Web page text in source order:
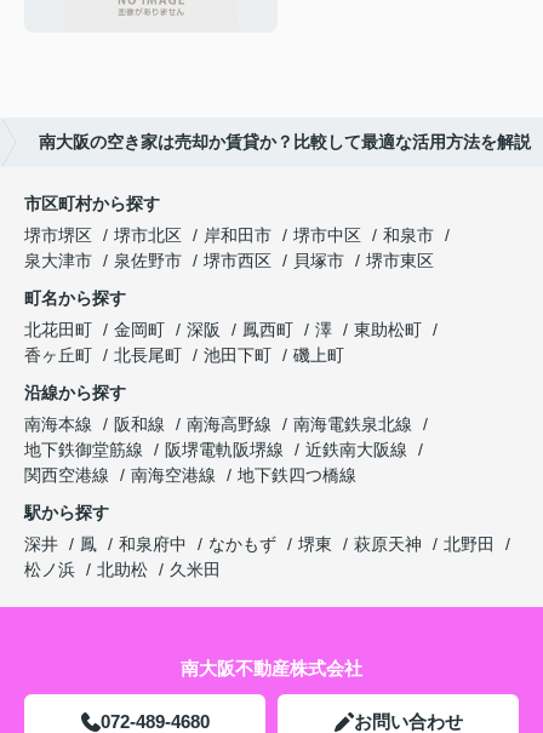
南大阪の空き家は売却か賃貸か？比較して最適な活用方法を解説
市区町村から探す
堺市堺区
堺市北区 岸和田市 堺市中区
和泉市
泉大津市
泉佐野市 堺市西区 貝塚市
堺市東区
町名から探す
北花田町
金岡町 深阪 鳳西町 澤
東助松町
香ヶ丘町
北長尾町 池田下町
磯上町
沿線から探す
南海本線
阪和線 南海高野線
南海電鉄泉北線
地下鉄御堂筋線
阪堺電軌阪堺線
近鉄南大阪線
関西空港線
南海空港線
地下鉄四つ橋線
駅から探す
深井
鳳 和泉府中 なかもず 堺東 萩原天神
北野田
松ノ浜
北助松 久米田
南大阪不動産株式会社
072-489-4680 お問い合わせ